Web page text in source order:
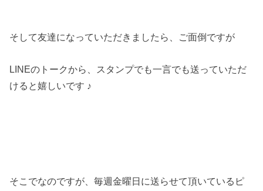
そして友達になっていただきましたら、ご面倒ですが
LINEのトークから、スタンプでも一言でも送っていただ
けると嬉しいです ♪
そこでなのですが、毎週金曜日に送らせて頂いているピ